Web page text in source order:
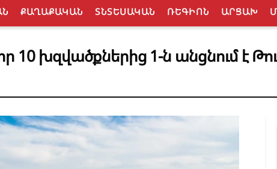
ՔԱՂԱՔԱԿԱՆ ՏՆՏԵՍԱԿԱՆ ՌԵԳԻՈՆ ԱՐՑԱԽ
խզվածքներից 1-ն անցնում է